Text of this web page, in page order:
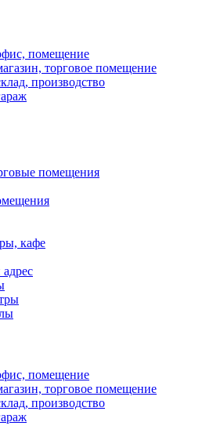
помещение
торговое помещение
производство
помещения
кафе
помещение
торговое помещение
производство